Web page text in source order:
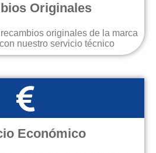
Originales
originales de la marca
nuestro servicio técnico
Económico